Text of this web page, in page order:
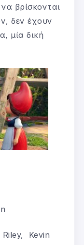
βρίσκονται
δεν έχουν
μία δική
Kevin